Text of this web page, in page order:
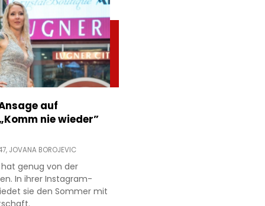
auf
nie wieder”
JOVANA BOROJEVIC
genug von der
In ihrer Instagram-
sie den Sommer mit